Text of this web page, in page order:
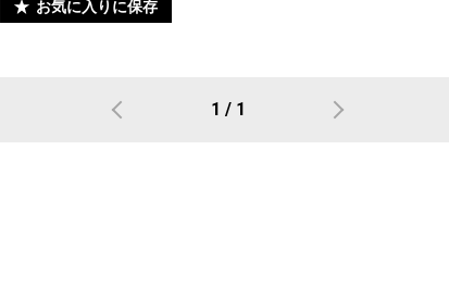
お気に入りに保存
1 / 1